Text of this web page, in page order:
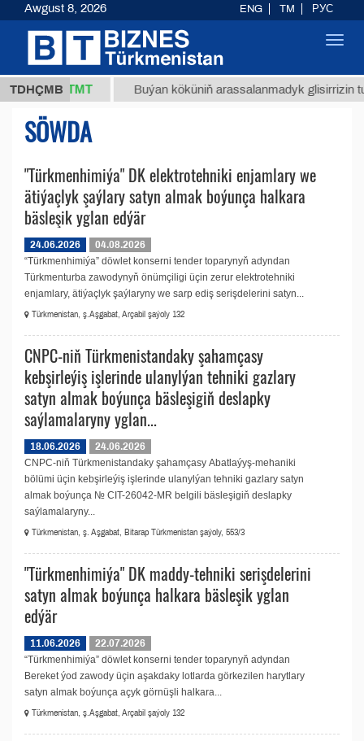
TDHÇMB
37,8 ТМТ Buýan köküniň arassalanmadyk glisirrizin
SÖWDA
"Türkmenhimiýa" DK elektrоtehniki enjamlary we
ätiýaçlyk şaýlary satyn almak boýunça halkara
bäsleşik yglan edýär
24.06.2026
04.08.2026
“Türkmenhimiýa” döwlet konserni tender toparynyň adyndan
Türkmenturba zawodynyň önümçiligi üçin zerur elektrоtehniki
enjamlary, ätiýaçlyk şaýlaryny we sarp ediş serişdelerini satyn...
Türkmenistan, ş.Aşgabat, Arçabil şaýoly 132
CNPC-niň Türkmenistandaky şahamçasy
kebşirleýiş işlerinde ulanylýan tehniki gazlary
satyn almak boýunça bäsleşigiň deslapky
saýlamalaryny yglan...
18.06.2026
24.06.2026
CNPC-niň Türkmenistandaky şahamçasy Аbatlaýyş-mehaniki
bölümi üçin kebşirleýiş işlerinde ulanylýan tehniki gazlary satyn
almak boýunça № CIT-26042-MR belgili bäsleşigiň deslapky
saýlamalaryny...
Türkmenistan, ş. Aşgabat, Bitarap Türkmenistan şaýoly, 553/3
"Türkmenhimiýa" DK maddy-tehniki serişdelerini
satyn almak boýunça halkara bäsleşik yglan
edýär
11.06.2026
22.07.2026
“Türkmenhimiýa” döwlet konserni tender toparynyň adyndan
Bereket ýod zawody üçin aşakdaky lotlarda görkezilen harytlary
satyn almak boýunça açyk görnüşli halkara...
Türkmenistan, ş.Aşgabat, Arçabil şaýoly 132
Awgust 8, 2026 ENG TM РУС